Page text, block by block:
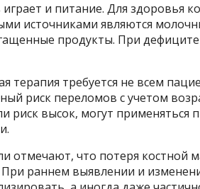
и питание. Для здоровья
источниками являются
продукты. При дефиците
терапия требуется не всем
риск переломов с учетом
риск высок, могут
отмечают, что потеря костной
При раннем выявлении и